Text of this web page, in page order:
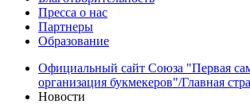
Пресса о нас
Партнеры
Образование
Официальный сайт Союза "Первая
организация букмекеров"/Главная
Новости